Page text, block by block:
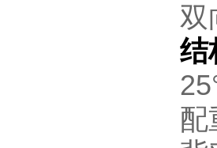
双
结
配